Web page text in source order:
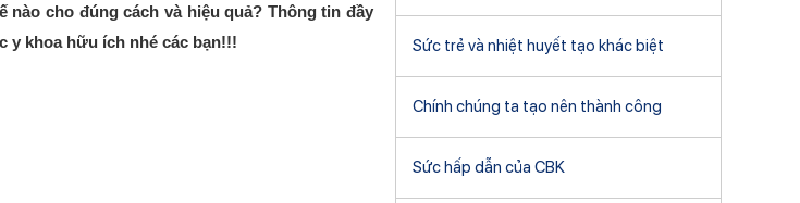
cho đúng cách và hiệu quả? Thông tin đầy
y khoa hữu ích nhé các bạn!!!
Sức trẻ và nhiệt huyết tạo khác biệt
Chính chúng ta tạo nên thành công
Sức hấp dẫn của CBK